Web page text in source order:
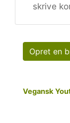
skrive
Opret en
Vegansk